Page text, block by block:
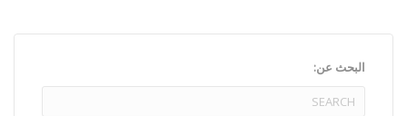
البحث عن: